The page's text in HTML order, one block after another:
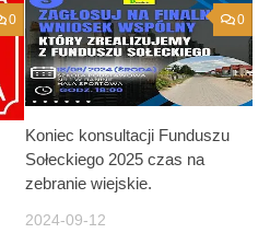
0 0
Koniec konsultacji Funduszu
Sołeckiego 2025 czas na
zebranie wiejskie.
2024-09-12